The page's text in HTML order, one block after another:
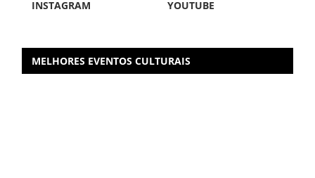
INSTAGRAM
YOUTUBE
MELHORES EVENTOS CULTURAIS